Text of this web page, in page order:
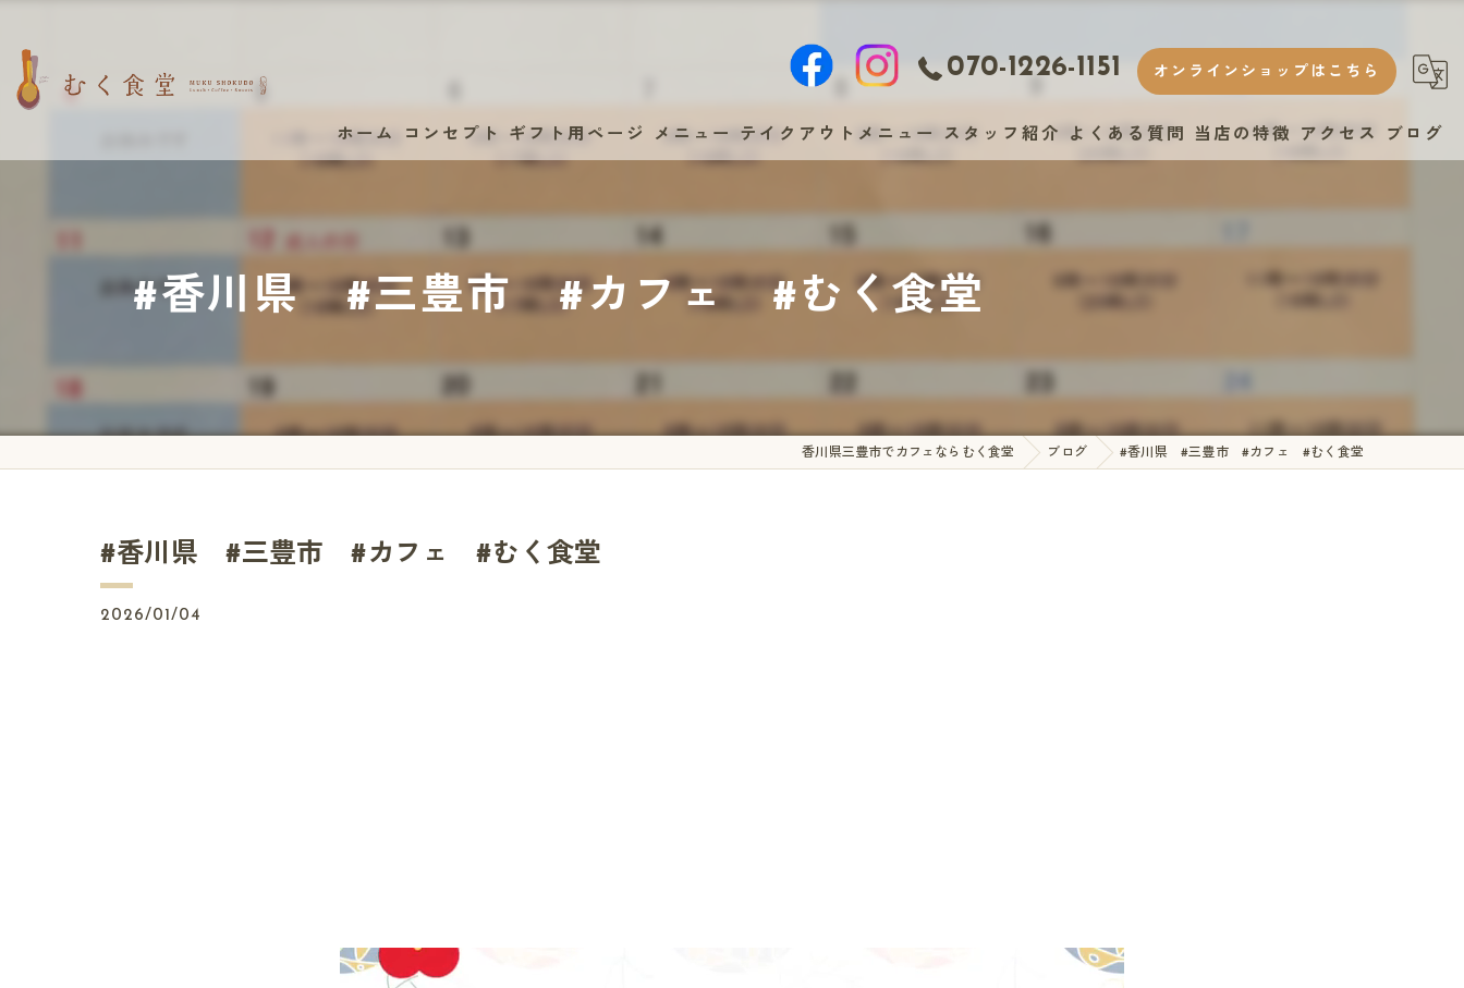
070-1226-1151 オンラインショップはこちら
ホーム コンセプト ギフト用ページ メニュー テイクアウトメニュー スタッフ紹介 よくある質問 当店の特徴
スイーツ
アクセス ブログ
#香川県 #三豊市 #カフェ #むく食堂
香川県三豊市でカフェならむく食堂 ブログ #香川県 #三豊市 #カフェ #むく食堂
#香川県 #三豊市 #カフェ #むく食堂
2026/01/04